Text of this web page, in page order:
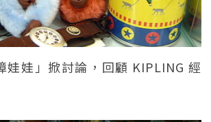
娃娃」掀討論，回顧 KIPLING 經